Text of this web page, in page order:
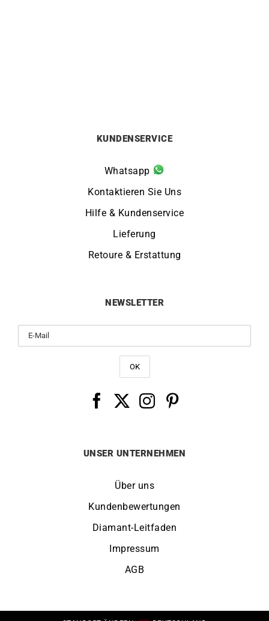
KUNDENSERVICE
Whatsapp
Kontaktieren Sie Uns
Hilfe & Kundenservice
Lieferung
Retoure & Erstattung
NEWSLETTER
UNSER UNTERNEHMEN
Über uns
Kundenbewertungen
Diamant-Leitfaden
Impressum
AGB